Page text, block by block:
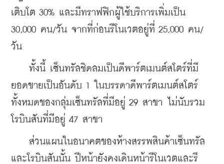
เติบโต 30% และมีทราฟฟิกผู้ใช้บริการเพิ่มเป็น
30,000 คน/วัน จากที่ก่อนรีโนเวตอยู่ที่ 25,000 คน/
วัน
ทั้งนี้ เซ็นทรัลชิดลมเป็นดีพาร์ตเมนต์สโตร์ที่มี
ยอดขายเป็นอันดับ 1 ในบรรดาดีพาร์ตเมนต์สโตร์
ทั้งหมดของกลุ่มเซ็นทรัลที่มีอยู่ 29 สาขา ไม่นับรวม
โรบินสันที่มีอยู่ 47 สาขา
ส่วนแผนในอนาคตของห้างสรรพสินค้าเซ็นทรัล
และโรบินสันนั้น ปีหน้ายังคงเดินหน้ารีโนเวตและรี